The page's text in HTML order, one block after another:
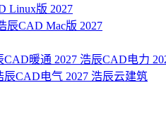
Linux版 2027
辰CAD Mac版 2027
CAD暖通 2027 浩辰CAD电力
辰CAD电气 2027 浩辰云建筑